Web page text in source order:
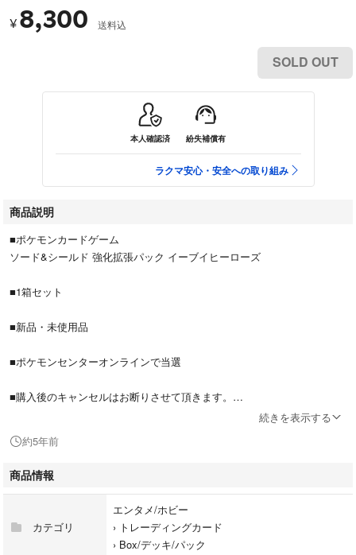
¥ 8,300 送料込
SOLD OUT
本人確認済 紛失補償有
ラクマ安心・安全への取り組み
商品説明
■ポケモンカードゲーム
ソード&シールド 強化拡張パック イーブイヒーローズ
■1箱セット
■新品・未使用品
■ポケモンセンターオンラインで当選
■購入後のキャンセルはお断りさせて頂きます。
#ポケモン
#カードダス
#イーブイ
#カード
#スペシャルパック
続きを表示する
約5年前
商品情報
カテゴリ
エンタメ/ホビー
› トレーディングカード
› Box/デッキ/パック